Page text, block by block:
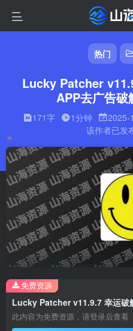
热门
Lucky Patcher
APP去广告破
171字 1分钟 2025-
该作者已发
此内容为免费资源，请登录后查看
免费资源